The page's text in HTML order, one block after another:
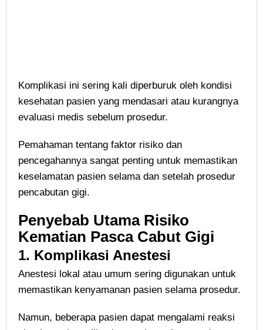
Komplikasi ini sering kali diperburuk oleh kondisi
kesehatan pasien yang mendasari atau kurangnya
evaluasi medis sebelum prosedur.
Pemahaman tentang faktor risiko dan
pencegahannya sangat penting untuk memastikan
keselamatan pasien selama dan setelah prosedur
pencabutan gigi.
Penyebab Utama Risiko
Kematian Pasca Cabut Gigi
1. Komplikasi Anestesi
Anestesi lokal atau umum sering digunakan untuk
memastikan kenyamanan pasien selama prosedur.
Namun, beberapa pasien dapat mengalami reaksi